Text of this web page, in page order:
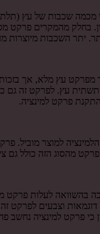
שכבות של עץ (תלת
בחלק מהמקרים
יתר השכבות
מפרקט עץ מלא, אך
עץ. לפרקט זה גם
פרקט למינציה.
הלמינציה למוצר מוביל.
מהסוג הזה כולל גם
בהשוואה לעלות
וצבעים לפרקט
כי פרקט למינציה נחשב